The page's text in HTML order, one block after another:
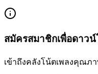
สมัครสมาชิกเพื่อดาว
เข้าถึงคลังโน้ตเพลงคุณภ